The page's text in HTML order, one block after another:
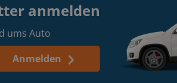
anmelden
ums Auto
Anmelden